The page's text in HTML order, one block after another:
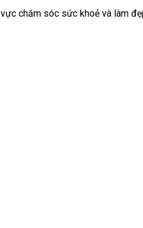
chăm sóc sức khoẻ và làm